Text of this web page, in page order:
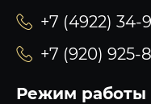
+7 (4922) 34-
+7 (920) 925-
Режим работы